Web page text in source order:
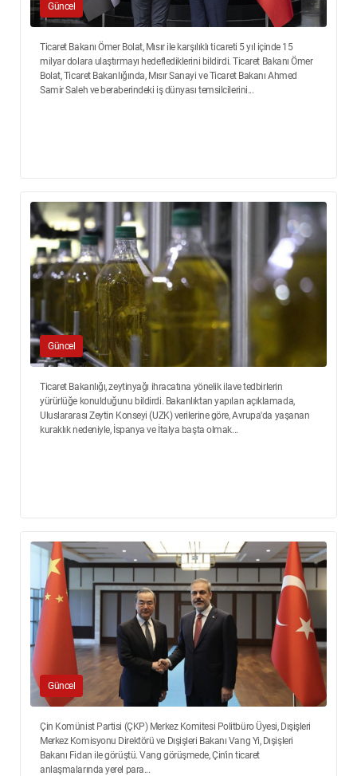
Güncel
Ticaret Bakanı Ömer Bolat, Mısır ile karşılıklı ticareti 5 yıl içinde 15
milyar dolara ulaştırmayı hedeflediklerini bildirdi. Ticaret Bakanı Ömer
Bolat, Ticaret Bakanlığında, Mısır Sanayi ve Ticaret Bakanı Ahmed
Samir Saleh ve beraberindeki iş dünyası temsilcilerini...
Güncel
Ticaret Bakanlığı, zeytinyağı ihracatına yönelik ilave tedbirlerin
yürürlüğe konulduğunu bildirdi. Bakanlıktan yapılan açıklamada,
Uluslararası Zeytin Konseyi (UZK) verilerine göre, Avrupa'da yaşanan
kuraklık nedeniyle, İspanya ve İtalya başta olmak...
Güncel
Çin Komünist Partisi (ÇKP) Merkez Komitesi Politbüro Üyesi, Dışişleri
Merkez Komisyonu Direktörü ve Dışişleri Bakanı Vang Yi, Dışişleri
Bakanı Fidan ile görüştü. Vang görüşmede, Çin'in ticaret
anlaşmalarında yerel para...